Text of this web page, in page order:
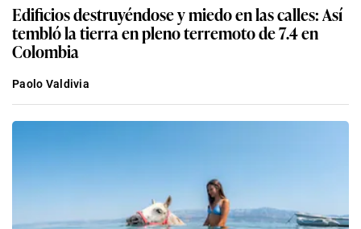
Edificios destruyéndose y miedo en las calles: Así
tembló la tierra en pleno terremoto de 7.4 en
Colombia
Paolo Valdivia